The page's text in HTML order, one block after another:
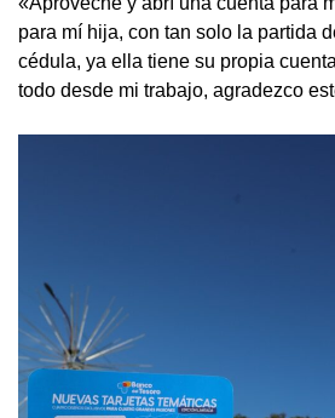
para mí hija, con tan solo la partida
cédula, ya ella tiene su propia
todo desde mi trabajo, agradezco